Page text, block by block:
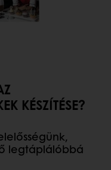
KÉSZÍTÉSE?
legtáplálóbbá